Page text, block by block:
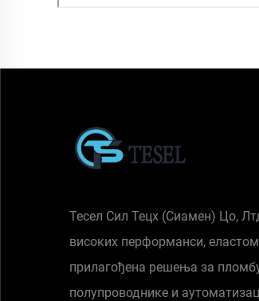
Тесел Сил Тецх (Сиамен) Цо,
високих перформанси,
прилагођена решења за
полупроводнике и